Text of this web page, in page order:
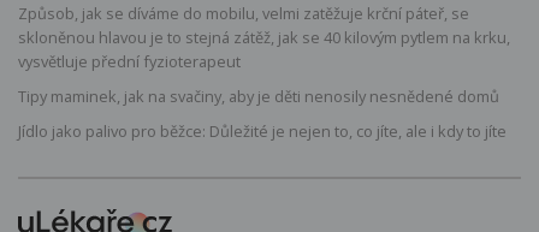
Způsob, jak se díváme do mobilu, velmi zatěžuje krční páteř, se
skloněnou hlavou je to stejná zátěž, jak se 40 kilovým pytlem na krku,
vysvětluje přední fyzioterapeut
Tipy maminek, jak na svačiny, aby je děti nenosily nesnědené domů
Jídlo jako palivo pro běžce: Důležité je nejen to, co jíte, ale i kdy to jíte